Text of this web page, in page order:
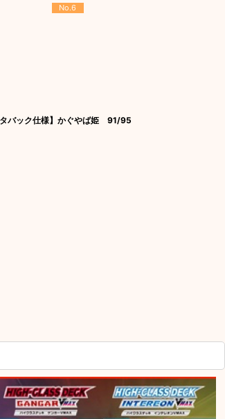
No.6
バック仕様】かぐやば姫 91/95